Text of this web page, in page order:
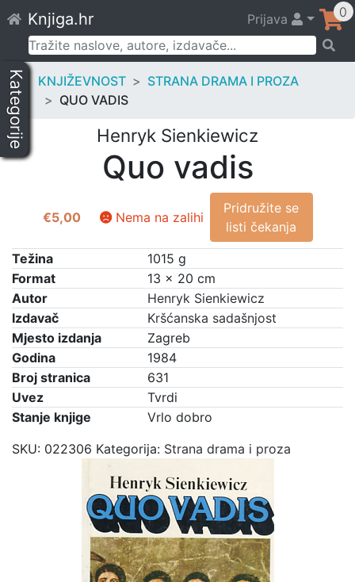
to
content
Knjiga.hr Prijava 0
Pretraži:
Kategorije KNJIŽEVNOST
STRANA DRAMA I PROZA
QUO VADIS
Henryk Sienkiewicz
Quo vadis
€5,00 Nema na zalihi
Pridružite se
listi čekanja
Težina
1015 g
Format
13 × 20 cm
Autor
Henryk Sienkiewicz
Izdavač
Kršćanska sadašnjost
Mjesto izdanja
Zagreb
Godina
1984
Broj stranica
631
Uvez
Tvrdi
Stanje knjige
Vrlo dobro
SKU: 022306 Kategorija: Strana drama i proza